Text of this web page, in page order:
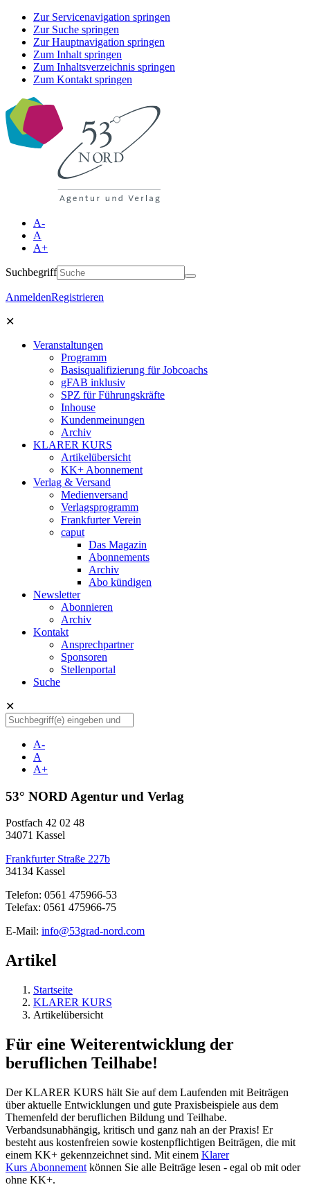
Zur Servicenavigation springen
Zur Suche springen
Zur Hauptnavigation springen
Zum Inhalt springen
Zum Inhaltsverzeichnis springen
Zum Kontakt springen
A-
A
A+
Suchbegriff
AnmeldenRegistrieren
✕
Veranstaltungen
Programm
Basisqualifizierung für Jobcoachs
gFAB inklusiv
SPZ für Führungskräfte
Inhouse
Kundenmeinungen
Archiv
KLARER KURS
Artikelübersicht
KK+ Abonnement
Verlag & Versand
Medienversand
Verlagsprogramm
Frankfurter Verein
caput
Das Magazin
Abonnements
Archiv
Abo kündigen
Newsletter
Abonnieren
Archiv
Kontakt
Ansprechpartner
Sponsoren
Stellenportal
Suche
✕
A-
A
A+
53° NORD Agentur und Verlag
Postfach 42 02 48
34071 Kassel
Frankfurter Straße 227b
34134 Kassel
Telefon: 0561 475966-53
Telefax: 0561 475966-75
E-Mail: info@53grad-nord.com
Artikel
Startseite
KLARER KURS
Artikelübersicht
Für eine Weiterentwicklung der
beruflichen Teilhabe!
Der KLARER KURS hält Sie auf dem Laufenden mit Beiträgen
über aktuelle Entwicklungen und gute Praxisbeispiele aus dem
Themenfeld der beruflichen Bildung und Teilhabe.
Verbandsunabhängig, kritisch und ganz nah an der Praxis! Er
besteht aus kostenfreien sowie kostenpflichtigen Beiträgen, die mit
einem KK+ gekennzeichnet sind. Mit einem Klarer
Kurs Abonnement können Sie alle Beiträge lesen - egal ob mit oder
ohne KK+.